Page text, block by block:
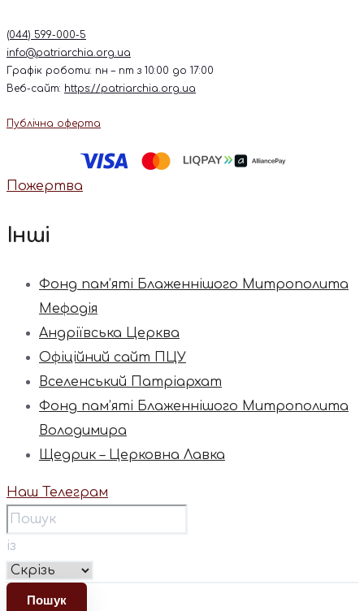
(044) 599-000-5
info@patriarchia.org.ua
Графік роботи: пн – пт з 10:00 до 17:00
Веб-сайт: https://patriarchia.org.ua
Публічна оферта
Пожертва
Інші
Фонд пам’яті Блаженнішого Митрополита
Мефодія
Андріївська Церква
Офіційний сайт ПЦУ
Вселенський Патріархат
Фонд пам’яті Блаженнішого Митрополита
Володимира
Щедрик – Церковна Лавка
Наш Телеграм
із